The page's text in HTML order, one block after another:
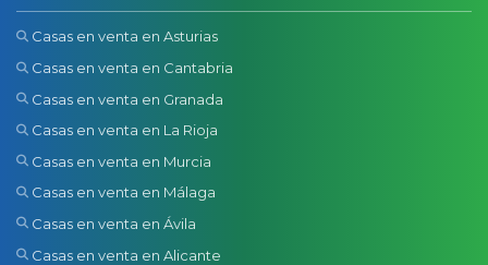
Casas en venta en Asturias
Casas en venta en Cantabria
Casas en venta en Granada
Casas en venta en La Rioja
Casas en venta en Murcia
Casas en venta en Málaga
Casas en venta en Ávila
Casas en venta en Alicante